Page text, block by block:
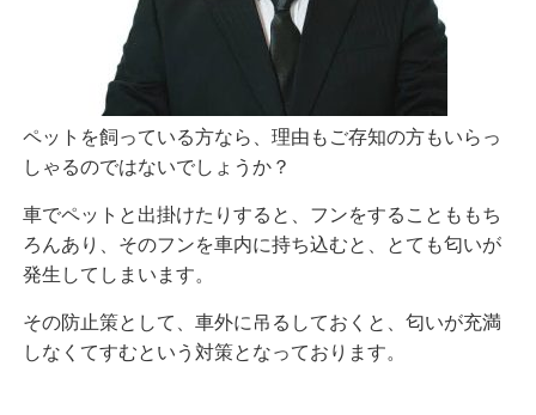
ペットを飼っている方なら、理由もご存知の方もいらっ
しゃるのではないでしょうか？
車でペットと出掛けたりすると、フンをすることももち
ろんあり、そのフンを車内に持ち込むと、とても匂いが
発生してしまいます。
その防止策として、車外に吊るしておくと、匂いが充満
しなくてすむという対策となっております。